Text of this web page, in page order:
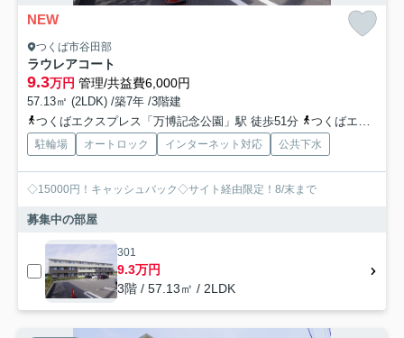
NEW
つくば市谷田部
ラウレアコート
9.3万円 管理/共益費6,000円
57.13㎡ (2LDK) /築7年 /3階建
つくばエクスプレス「万博記念公園」駅 徒歩51分
つくばエクスプレス「みどりの」駅 徒歩28分
駐輪場 オートロック インターネット対応 公共下水
◇15000円！キャッシュバック◇サイト経由限定！8/末まで
募集中の部屋
301
9.3万円
3階 / 57.13㎡ / 2LDK